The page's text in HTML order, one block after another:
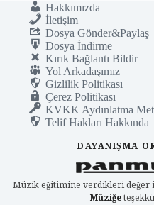
Hakkımızda
İletişim
Dosya Gönder&Paylaş
Dosya İndirme
Kırık Bağlantı Bildir
Yol Arkadaşımız
Gizlilik Politikası
Çerez Politikası
KVKK Aydınlatma
Telif Hakları Hakkında
DAYANIŞMA
Müzik eğitimine verdikleri
Müziğe